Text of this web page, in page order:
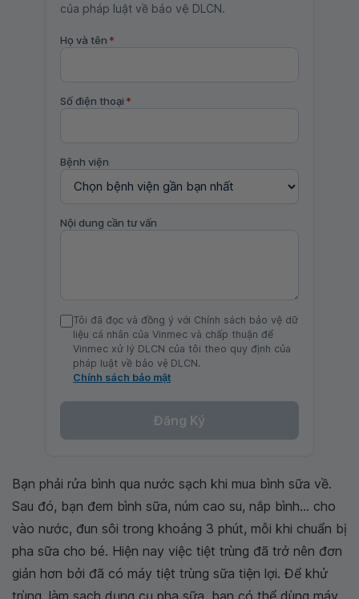
của pháp luật về bảo vệ DLCN.
Họ và tên *
Số điện thoại *
Bệnh viện
Nội dung cần tư vấn
Tôi đã đọc và đồng ý với Chính sách bảo vệ dữ
liệu cá nhân của Vinmec và chấp thuận để
Vinmec xử lý DLCN của tôi theo quy định của
pháp luật về bảo vệ DLCN.
Chính sách bảo mật
Đăng Ký
Bạn phải rửa bình qua nước sạch khi mua bình sữa về.
Sau đó, bạn đem bình sữa, núm cao su, nắp bình... cho
vào nước, đun sôi trong khoảng 3 phút, mỗi khi chuẩn bị
pha sữa cho bé. Hiện nay việc tiệt trùng đã trở nên đơn
giản hơn bởi đã có máy tiệt trùng sữa tiện lợi. Để khử
trùng, làm sạch dụng cụ pha sữa, bạn có thể dùng máy